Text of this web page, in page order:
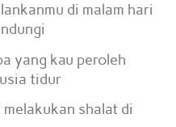
di malam hari
yang kau peroleh
tidur
shalat di